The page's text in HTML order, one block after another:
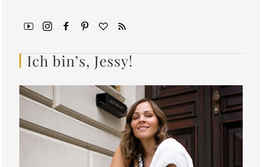
Ich bin’s, Jessy!